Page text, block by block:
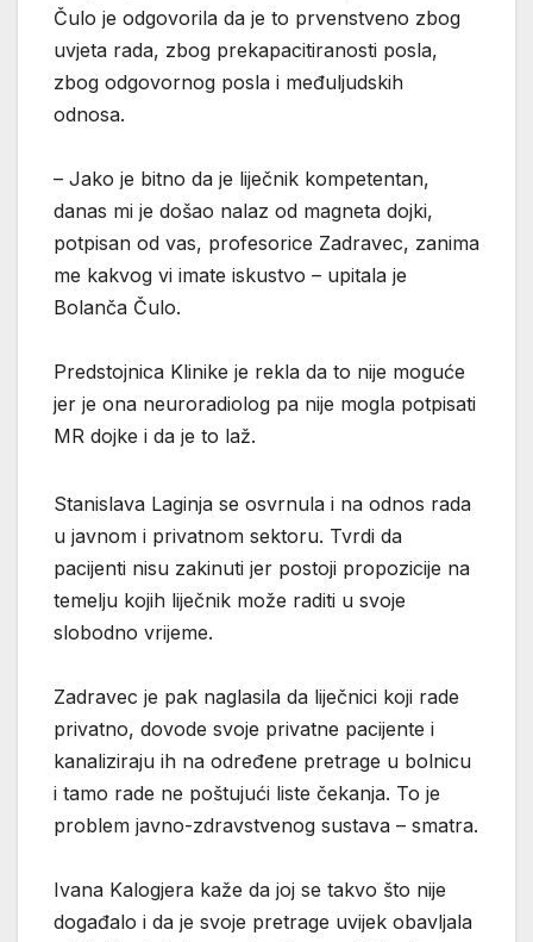
Čulo je odgovorila da je to prvenstveno zbog
uvjeta rada, zbog prekapacitiranosti posla,
zbog odgovornog posla i međuljudskih
odnosa.
– Jako je bitno da je liječnik kompetentan,
danas mi je došao nalaz od magneta dojki,
potpisan od vas, profesorice Zadravec, zanima
me kakvog vi imate iskustvo – upitala je
Bolanča Čulo.
Predstojnica Klinike je rekla da to nije moguće
jer je ona neuroradiolog pa nije mogla potpisati
MR dojke i da je to laž.
Stanislava Laginja se osvrnula i na odnos rada
u javnom i privatnom sektoru. Tvrdi da
pacijenti nisu zakinuti jer postoji propozicije na
temelju kojih liječnik može raditi u svoje
slobodno vrijeme.
Zadravec je pak naglasila da liječnici koji rade
privatno, dovode svoje privatne pacijente i
kanaliziraju ih na određene pretrage u bolnicu
i tamo rade ne poštujući liste čekanja. To je
problem javno-zdravstvenog sustava – smatra.
Ivana Kalogjera kaže da joj se takvo što nije
događalo i da je svoje pretrage uvijek obavljala